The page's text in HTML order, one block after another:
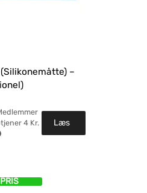
–
4 Kr. Læs